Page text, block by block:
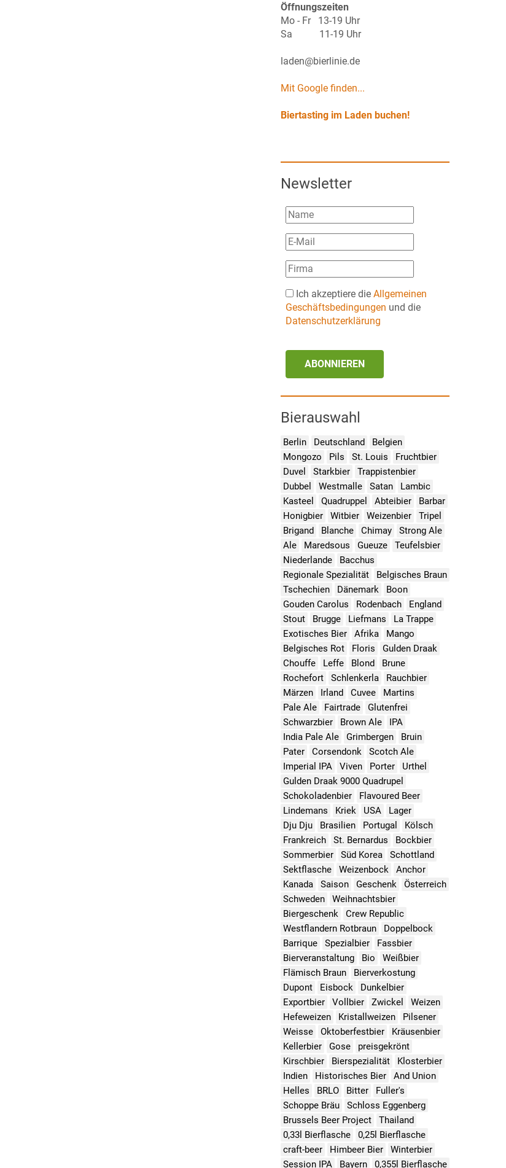
Öffnungszeiten
Mo - Fr 13-19 Uhr
Sa 11-19 Uhr
laden@bierlinie.de
Mit Google finden...
Biertasting im Laden buchen!
Newsletter
Ich akzeptiere die Allgemeinen
Geschäftsbedingungen und die
Datenschutzerklärung
ABONNIEREN
Bierauswahl
Berlin Deutschland
Belgien
Mongozo
Pils St. Louis
Fruchtbier
Duvel
Starkbier
Trappistenbier
Dubbel
Westmalle Satan
Lambic
Kasteel
Quadruppel Abteibier
Barbar
Honigbier
Witbier Weizenbier
Tripel
Brigand
Blanche Chimay
Strong Ale
Ale
Maredsous Gueuze
Teufelsbier
Niederlande
Bacchus
Regionale Spezialität
Belgisches Braun
Tschechien
Dänemark
Boon
Gouden Carolus
Rodenbach
England
Stout
Brugge Liefmans
La Trappe
Exotisches Bier
Afrika
Mango
Belgisches Rot
Floris
Gulden Draak
Chouffe
Leffe Blond
Brune
Rochefort
Schlenkerla
Rauchbier
Märzen
Irland Cuvee
Martins
Pale Ale
Fairtrade
Glutenfrei
Schwarzbier
Brown Ale
IPA
India Pale Ale
Grimbergen
Bruin
Pater
Corsendonk
Scotch Ale
Imperial IPA
Viven Porter
Urthel
Gulden Draak 9000 Quadrupel
Schokoladenbier
Flavoured Beer
Lindemans
Kriek USA
Lager
Dju Dju
Brasilien Portugal
Kölsch
Frankreich
St. Bernardus
Bockbier
Sommerbier
Süd Korea
Schottland
Sektflasche
Weizenbock
Anchor
Kanada
Saison Geschenk
Österreich
Schweden
Weihnachtsbier
Biergeschenk
Crew Republic
Westflandern Rotbraun
Doppelbock
Barrique
Spezialbier
Fassbier
Bierveranstaltung
Bio
Weißbier
Flämisch Braun
Bierverkostung
Dupont
Eisbock
Dunkelbier
Exportbier
Vollbier Zwickel
Weizen
Hefeweizen
Kristallweizen
Pilsener
Weisse
Oktoberfestbier
Kräusenbier
Kellerbier
Gose
preisgekrönt
Kirschbier
Bierspezialität
Klosterbier
Indien
Historisches Bier
And Union
Helles
BRLO Bitter
Fuller's
Schoppe Bräu
Schloss Eggenberg
Brussels Beer Project
Thailand
0,33l Bierflasche
0,25l Bierflasche
craft-beer
Himbeer Bier
Winterbier
Session IPA
Bayern 0,355l Bierflasche